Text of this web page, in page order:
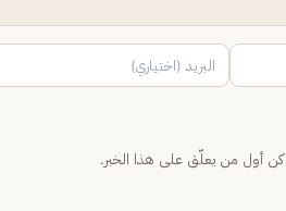
كن أول من يعلّق على هذا الخبر.